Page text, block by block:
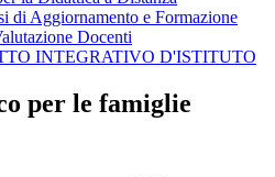
di Aggiornamento e Formazione
Docenti
INTEGRATIVO D'ISTITUTO
per le famiglie